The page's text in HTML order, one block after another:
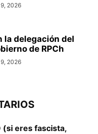
2026
la delegación del
de RPCh
2026
(si eres fascista,